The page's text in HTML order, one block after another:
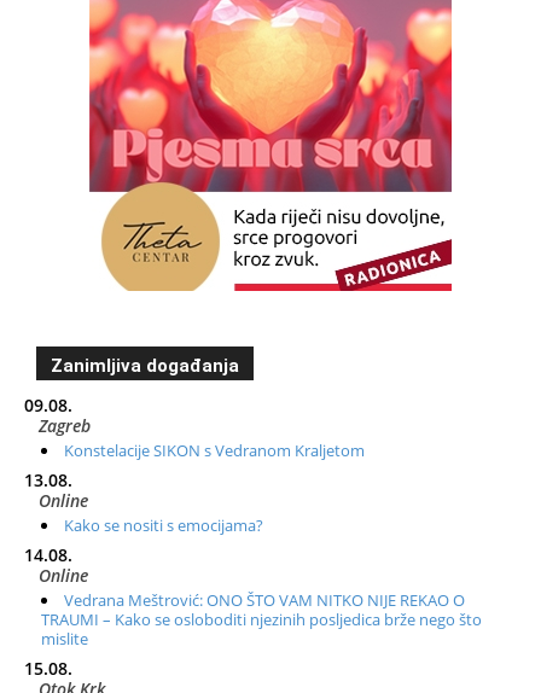
Zanimljiva događanja
09.08.
Zagreb
Konstelacije SIKON s Vedranom Kraljetom
13.08.
Online
Kako se nositi s emocijama?
14.08.
Online
Vedrana Meštrović: ONO ŠTO VAM NITKO NIJE REKAO O
TRAUMI – Kako se osloboditi njezinih posljedica brže nego što
mislite
15.08.